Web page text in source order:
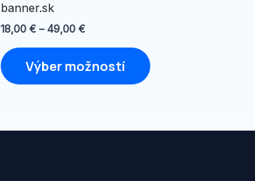
banner.sk
18,00 € – 49,00 €
Výber možností
produktu.